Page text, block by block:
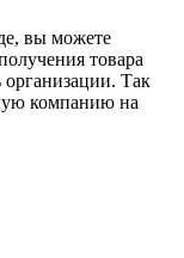
вы можете
товара
организации. Так
компанию на